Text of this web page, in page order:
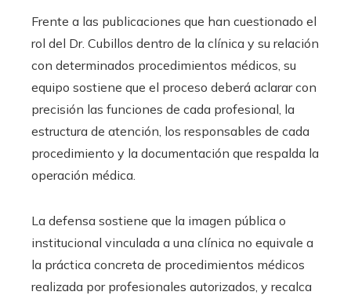
Frente a las publicaciones que han cuestionado el
rol del Dr. Cubillos dentro de la clínica y su relación
con determinados procedimientos médicos, su
equipo sostiene que el proceso deberá aclarar con
precisión las funciones de cada profesional, la
estructura de atención, los responsables de cada
procedimiento y la documentación que respalda la
operación médica.
La defensa sostiene que la imagen pública o
institucional vinculada a una clínica no equivale a
la práctica concreta de procedimientos médicos
realizada por profesionales autorizados, y recalca